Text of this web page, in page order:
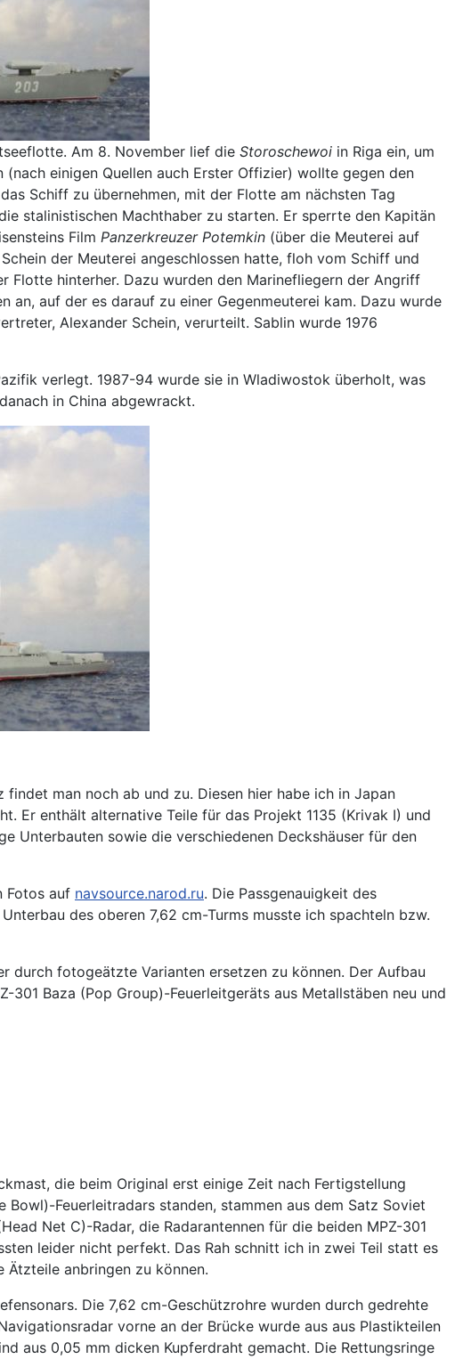
Am 8. November lief die Storoschewoi in Riga ein, um
einigen Quellen auch Erster Offizier) wollte gegen den
Schiff zu übernehmen, mit der Flotte am nächsten Tag
stalinistischen Machthaber zu starten. Er sperrte den Kapitän
Film Panzerkreuzer Potemkin (über die Meuterei auf
der Meuterei angeschlossen hatte, floh vom Schiff und
Flotte hinterher. Dazu wurden den Marinefliegern der Angriff
auf der es darauf zu einer Gegenmeuterei kam. Dazu wurde
Alexander Schein, verurteilt. Sablin wurde 1976
verlegt. 1987-94 wurde sie in Wladiwostok überholt, was
in China abgewrackt.
man noch ab und zu. Diesen hier habe ich in Japan
Er enthält alternative Teile für das Projekt 1135 (Krivak I) und
Unterbauten sowie die verschiedenen Deckshäuser für den
Fotos auf navsource.narod.ru. Die Passgenauigkeit des
des oberen 7,62 cm-Turms musste ich spachteln bzw.
durch fotogeätzte Varianten ersetzen zu können. Der Aufbau
Baza (Pop Group)-Feuerleitgeräts aus Metallstäben neu und
die beim Original erst einige Zeit nach Fertigstellung
Feuerleitradars standen, stammen aus dem Satz Soviet
Net C)-Radar, die Radarantennen für die beiden MPZ-301
leider nicht perfekt. Das Rah schnitt ich in zwei Teil statt es
Ätzteile anbringen zu können.
Die 7,62 cm-Geschützrohre wurden durch gedrehte
vorne an der Brücke wurde aus aus Plastikteilen
aus 0,05 mm dicken Kupferdraht gemacht. Die Rettungsringe